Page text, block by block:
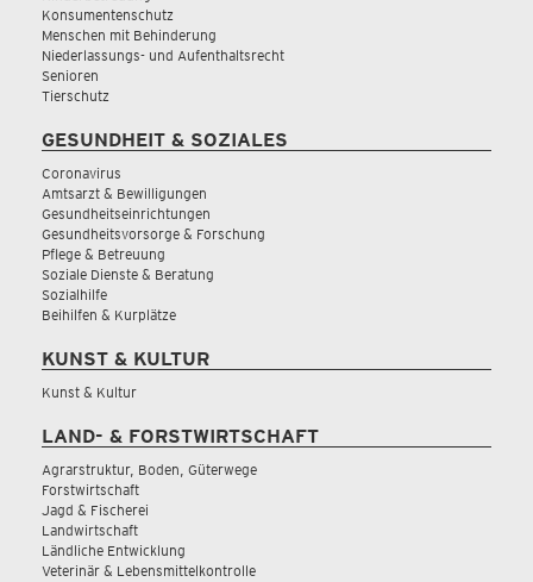
Konsumentenschutz
Menschen mit Behinderung
Niederlassungs- und Aufenthaltsrecht
Senioren
Tierschutz
GESUNDHEIT & SOZIALES
Coronavirus
Amtsarzt & Bewilligungen
Gesundheitseinrichtungen
Gesundheitsvorsorge & Forschung
Pflege & Betreuung
Soziale Dienste & Beratung
Sozialhilfe
Beihilfen & Kurplätze
KUNST & KULTUR
Kunst & Kultur
LAND- & FORSTWIRTSCHAFT
Agrarstruktur, Boden, Güterwege
Forstwirtschaft
Jagd & Fischerei
Landwirtschaft
Ländliche Entwicklung
Veterinär & Lebensmittelkontrolle